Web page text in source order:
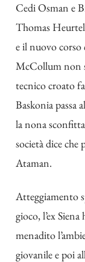
Cedi Osman e
Thomas
e il nuovo corso
McCollum non
tecnico croato
Baskonia passa
la nona
società dice che
Ataman.
Atteggiamento
gioco, l’ex
menadito
giovanile e poi